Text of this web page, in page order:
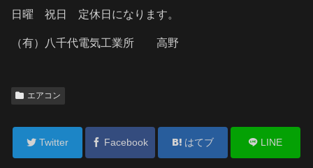
日曜 祝日 定休日になります。
（有）八千代電気工業所 高野
エアコン
Twitter Facebook はてブ LINE